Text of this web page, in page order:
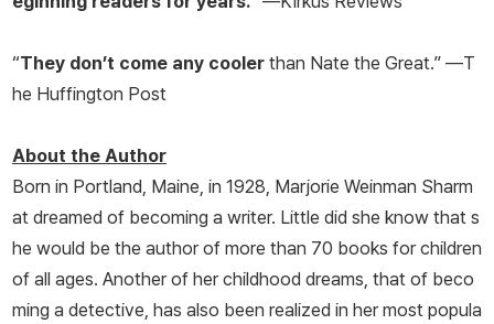
“They don’t come any cooler than Nate the Great.” —T
he Huffington Post
About the Author
Born in Portland, Maine, in 1928, Marjorie Weinman Sharm
at dreamed of becoming a writer. Little did she know that s
he would be the author of more than 70 books for children
of all ages. Another of her childhood dreams, that of beco
ming a detective, has also been realized in her most popula